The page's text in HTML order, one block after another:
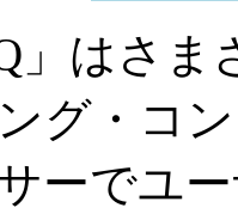
はさま
グ・コ
ーでユ